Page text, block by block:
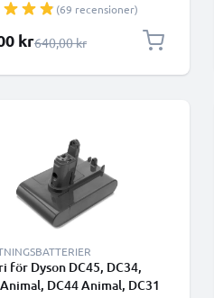
- typ B - Batteri med
- från CELLONIC
(69 recensioner)
krOrdinarie pris
640,00 kr
för Dyson DC45, DC34,
DC44 Animal, DC31